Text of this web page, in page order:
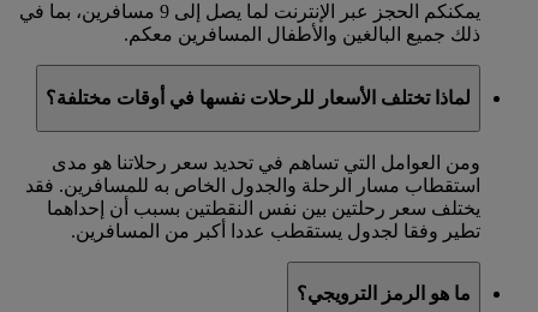
يمكنكم الحجز عبر الإنترنت لما يصل إلى 9 مسافرين، بما في
ذلك جميع البالغين والأطفال المسافرين معكم.
لماذا تختلف الأسعار للرحلات نفسها في أوقات مختلفة؟
ومن العوامل التي تساهم في تحديد سعر رحلاتنا هو مدى
استقطاب مسار الرحلة والجدول الخاص به للمسافرين. فقد
يختلف سعر رحلتين بين نفس النقطتين بسبب أن إحداهما
تطير وفقا لجدول يستقطب عددا أكبر من المسافرين.
ما هو الرمز الترويجي؟